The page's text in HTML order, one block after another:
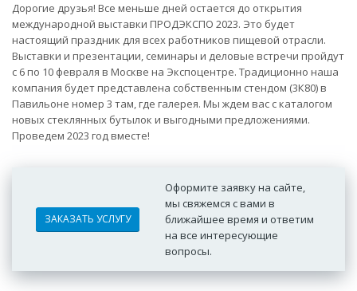
Дорогие друзья! Все меньше дней остается до открытия
международной выставки ПРОДЭКСПО 2023. Это будет
настоящий праздник для всех работников пищевой отрасли.
Выставки и презентации, семинары и деловые встречи пройдут
с 6 по 10 февраля в Москве на Экспоцентре. Традиционно наша
компания будет представлена собственным стендом (3К80) в
Павильоне номер 3 там, где галерея. Мы ждем вас с каталогом
новых стеклянных бутылок и выгодными предложениями.
Проведем 2023 год вместе!
ЗАКАЗАТЬ УСЛУГУ
Оформите заявку на сайте,
мы свяжемся с вами в
ближайшее время и ответим
на все интересующие
вопросы.